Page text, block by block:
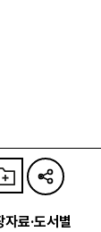
자료·도서별